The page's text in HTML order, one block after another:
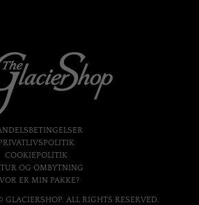
COOKIEPOLITIK
OG OMBYTNING
ER MIN PAKKE?
ALL RIGHTS RESERVED.